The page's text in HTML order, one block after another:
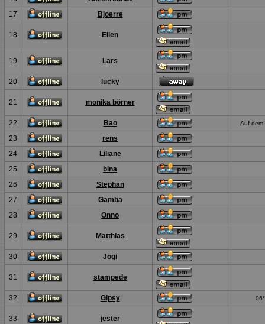
17
Bjoerre
18 Ellen
19 Lars
20 lucky
21 monika börner
22 Bao Auf dem
23
rens
24
Liliane
25
bina
26
Stephan
27
Gamba
28
Onno
29 Matthias
30 Jogi
31 stampede
32 Gipsy
33 jester